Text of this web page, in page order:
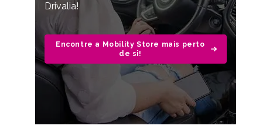
Drivalia!
Encontre a Mobility Store mais perto
de si!